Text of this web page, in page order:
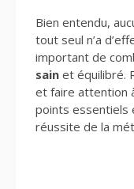
Bien entendu,
tout seul n’a
important de
sain et équilibré.
et faire attention
points essentiels
réussite de la